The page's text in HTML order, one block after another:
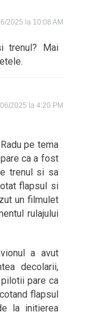
2025 la 10:08 AM
trenul? Mai
2025 la 4:20 PM
pe tema
ca a fost
trenul si sa
flapsul si
un filmulet
rulajului
a avut
decolarii,
pare ca
flapsul
la initierea